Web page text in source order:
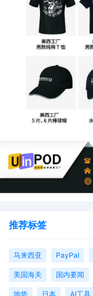
推荐标签
马来西亚 PayPal
美国海关 国内要闻
地垫 日本 AI工具